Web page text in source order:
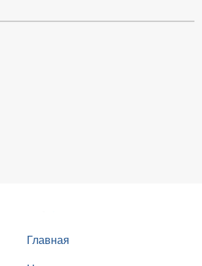
Главная